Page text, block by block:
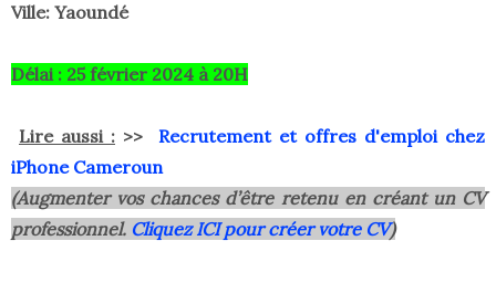
Ville: Yaoundé
Délai : 25 février 2024 à 20H
Lire aussi : >> Recrutement et offres d'emploi chez
iPhone Cameroun
(Augmenter vos chances d’être retenu en créant un CV
professionnel. Cliquez ICI pour créer votre CV)